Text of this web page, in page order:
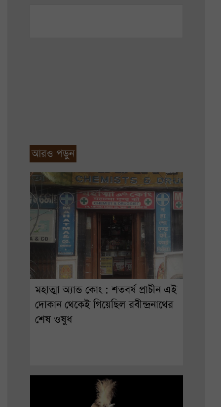
আরও পড়ুন
মহাত্মা অ্যান্ড কোং : শতবর্ষ প্রাচীন এই
দোকান থেকেই গিয়েছিল রবীন্দ্রনাথের
শেষ ওষুধ